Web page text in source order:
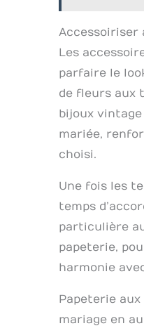
Accessoiriser
Les
parfaire le
de fleurs aux
bijoux
mariée,
choisi.
Une fois les
temps
particulière
papeterie,
harmonie
Papeterie
mariage en